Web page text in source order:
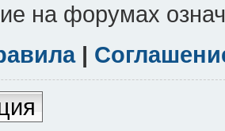
на форумах
|